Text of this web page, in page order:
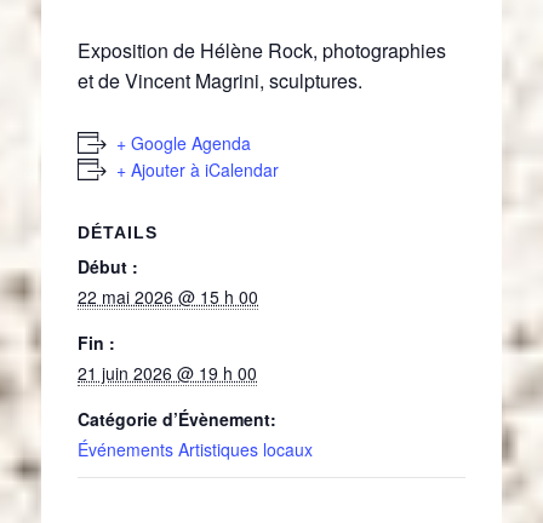
Exposition de Hélène Rock, photographies
et de Vincent Magrini, sculptures.
+ Google Agenda
+ Ajouter à iCalendar
DÉTAILS
Début :
22 mai 2026 @ 15 h 00
Fin :
21 juin 2026 @ 19 h 00
Catégorie d’Évènement:
Événements Artistiques locaux